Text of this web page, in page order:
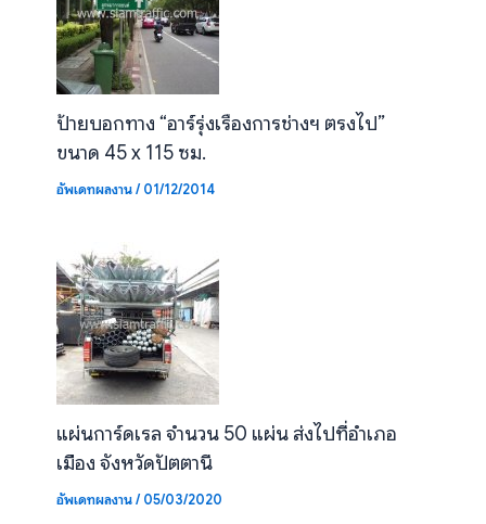
ป้ายบอกทาง “อาร์รุ่งเรืองการช่างฯ ตรงไป”
ขนาด 45 x 115 ซม.
อัพเดทผลงาน/01/12/2014
แผ่นการ์ดเรล จำนวน 50 แผ่น ส่งไปที่อำเภอ
เมือง จังหวัดปัตตานี
อัพเดทผลงาน/05/03/2020